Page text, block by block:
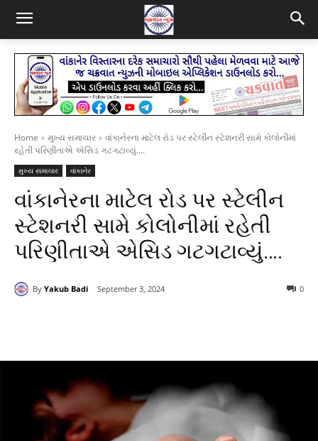
Home મુખ્ય સમાચાર
વાંકાનેરના માટેલ રોડ પર સ્ટેલીન સ્ટેશનરી સામે કોલોનીમાં
રહેતી પરિણીતાએ એસિડ ગટગટાવ્યું....
મુખ્ય સમાચાર વાંકાનેર
વાંકાનેરના માટેલ રોડ પર સ્ટેલીન
સ્ટેશનરી સામે કોલોનીમાં રહેતી
પરિણીતાએ એસિડ ગટગટાવ્યું….
By Yakub Badi September 3, 2024 0